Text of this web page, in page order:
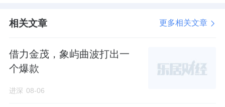
相关文章 更多相关文章
借力金茂，象屿曲波打出一
个爆款
进深 08-06